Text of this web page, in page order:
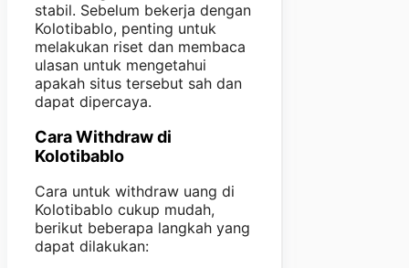
stabil. Sebelum bekerja dengan
Kolotibablo, penting untuk
melakukan riset dan membaca
ulasan untuk mengetahui
apakah situs tersebut sah dan
dapat dipercaya.
Cara Withdraw di
Kolotibablo
Cara untuk withdraw uang di
Kolotibablo cukup mudah,
berikut beberapa langkah yang
dapat dilakukan: